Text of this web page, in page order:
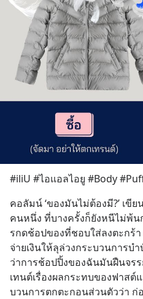
#iliU #ไอแอลไอยู #Body
คอลัมน์ ‘ของมันไม่ต้องมี?’ เขี
คนหนึ่ง ที่บางครั้งก็ยังหนีไม่พ้น
รกดช้อปของที่ชอบใส่ลงตะกร้
จ่ายเงินให้ลุล่วงกระบวนการบ
ว่าการช้อปปิ้งของฉันมันฝืนจร
เทนต์เรื่องผลกระทบของฟาสต์
บวนการตกตะกอนส่วนตัวว่า ก่